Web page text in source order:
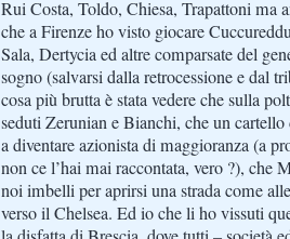
Rui Costa, Toldo, Chiesa, Trapattoni ma
che a Firenze ho visto giocare
Sala, Dertycia ed altre comparsate del
sogno (salvarsi dalla retrocessione e dal
cosa più brutta è stata vedere che sulla
seduti Zerunian e Bianchi, che un
a diventare azionista di maggioranza (a
non ce l’hai mai raccontata, vero ?), che
noi imbelli per aprirsi una strada come
verso il Chelsea. Ed io che li ho vissuti